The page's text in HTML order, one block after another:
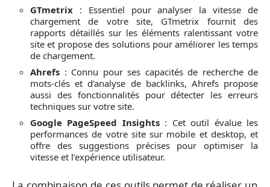
GTmetrix : Essentiel pour analyser la vitesse de
chargement de votre site, GTmetrix fournit des
rapports détaillés sur les éléments ralentissant votre
site et propose des solutions pour améliorer les temps
de chargement.
Ahrefs : Connu pour ses capacités de recherche de
mots-clés et d’analyse de backlinks, Ahrefs propose
aussi des fonctionnalités pour détecter les erreurs
techniques sur votre site.
Google PageSpeed Insights: Cet outil évalue les
performances de votre site sur mobile et desktop, et
offre des suggestions précises pour optimiser la
vitesse et l’expérience utilisateur.